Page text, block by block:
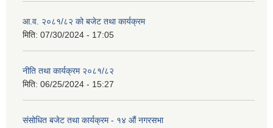
आ.व. २०८१/८२ को बजेट तथा कार्यक्रम
मिति: 07/30/2024 - 17:05
नीति तथा कार्यक्रम २०८१/८२
मिति: 06/25/2024 - 15:27
संसोधित बजेट तथा कार्यक्रम - १४ औं नगरसभा